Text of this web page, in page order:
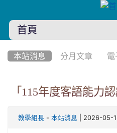
首頁
本站消息 分月文章 電
「115年度客語能力
教學組長 - 本站消息 | 2026-05-